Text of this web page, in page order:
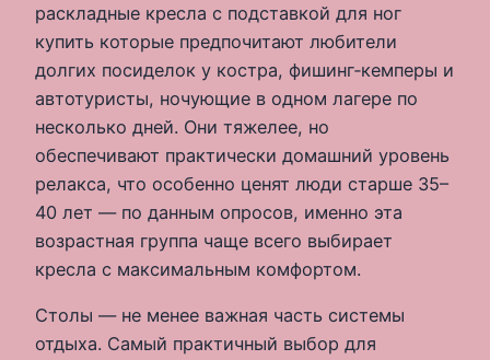
раскладные кресла с подставкой для ног
купить которые предпочитают любители
долгих посиделок у костра, фишинг‑кемперы и
автотуристы, ночующие в одном лагере по
несколько дней. Они тяжелее, но
обеспечивают практически домашний уровень
релакса, что особенно ценят люди старше 35–
40 лет — по данным опросов, именно эта
возрастная группа чаще всего выбирает
кресла с максимальным комфортом.
Столы — не менее важная часть системы
отдыха. Самый практичный выбор для